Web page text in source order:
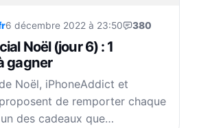
6 décembre 2022 à 23:50 380
Noël (jour 6) : 1
gagner
Noël, iPhoneAddict et
de remporter chaque
des cadeaux que…